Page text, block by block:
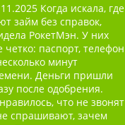
Когда искала, где
займ без справок,
РокетМэн. У них
четко: паспорт, телефон
минут
Деньги пришли
после одобрения.
что не звонят
спрашивают, зачем